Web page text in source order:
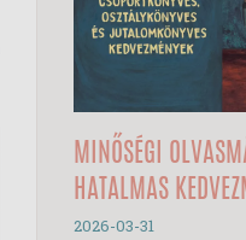
MINŐSÉGI
HATALMAS
2026-03-31